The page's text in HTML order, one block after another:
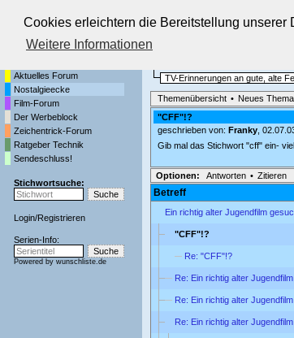
Cookies erleichtern die Bereitstellung unserer
Weitere Informationen
Die Fernseh-Diskussionsforen von
Aktuelles Forum
Nostalgieecke
Film-Forum
Der Werbeblock
Zeichentrick-Forum
Ratgeber Technik
Sendeschluss!
Stichwortsuche:
Login/Registrieren
Serien-Info:
Powered by wunschliste.de
TV-Erinnerungen an gute, alte
Themenübersicht • Neues Thema
"CFF"!?
geschrieben von: Franky,
Gib mal das Stichwort "cff" ein-
Optionen: Antworten • Zitieren
Betreff
Ein richtig alter Jugendfilm
"CFF"!?
Re: "CFF"!?
Re: Ein richtig alter
Re: Ein richtig alter
Re: Ein richtig alter